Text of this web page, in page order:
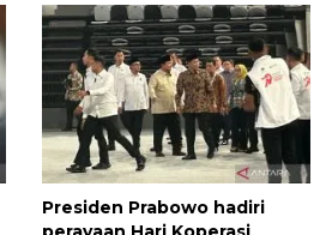
Presiden Prabowo hadiri